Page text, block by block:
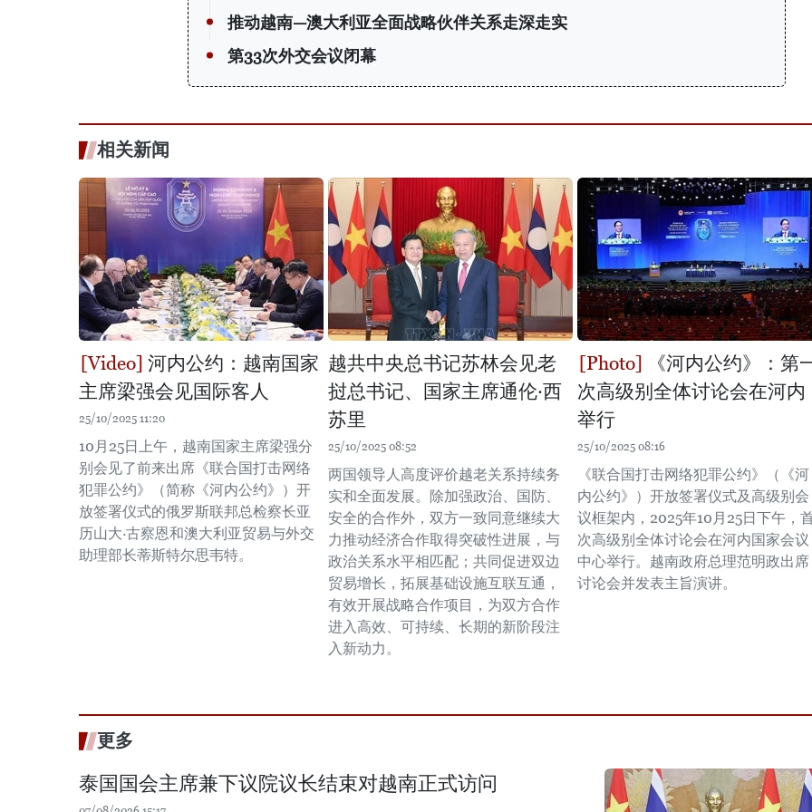
推动越南—澳大利亚全面战略伙伴关系走深走实
第33次外交会议闭幕
相关新闻
河内公约：越南国家
主席梁强会见国际客人
25/10/2025 11:20
10月25日上午，越南国家主席梁强分
别会见了前来出席《联合国打击网络
犯罪公约》（简称《河内公约》）开
放签署仪式的俄罗斯联邦总检察长亚
历山大·古察恩和澳大利亚贸易与外交
助理部长蒂斯特尔思韦特。
越共中央总书记苏林会见老
挝总书记、国家主席通伦·西
苏里
25/10/2025 08:52
两国领导人高度评价越老关系持续务
实和全面发展。除加强政治、国防、
安全的合作外，双方一致同意继续大
力推动经济合作取得突破性进展，与
政治关系水平相匹配；共同促进双边
贸易增长，拓展基础设施互联互通，
有效开展战略合作项目，为双方合作
进入高效、可持续、长期的新阶段注
入新动力。
《河内公约》：第
次高级别全体讨论会在河内
举行
25/10/2025 08:16
《联合国打击网络犯罪公约》（《河
内公约》）开放签署仪式及高级别会
议框架内，2025年10月25日下午，
次高级别全体讨论会在河内国家会议
中心举行。越南政府总理范明政出席
讨论会并发表主旨演讲。
更多
泰国国会主席兼下议院议长结束对越南正式访问